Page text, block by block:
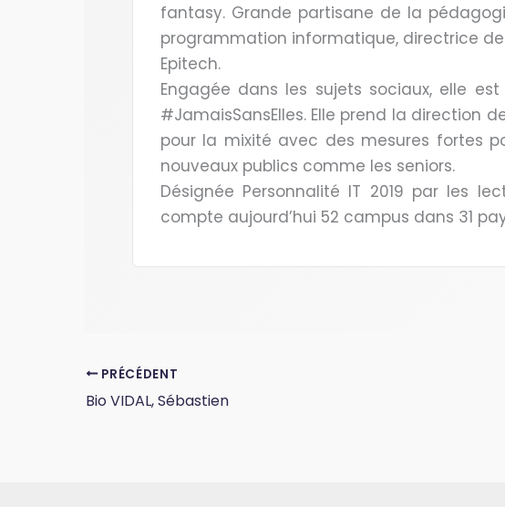
fantasy. Grande partisane de la
programmation informatique, directrice
Epitech.
Engagée dans les sujets sociaux, elle
#JamaisSansElles. Elle prend la direction
pour la mixité avec des mesures fortes
nouveaux publics comme les seniors.
Désignée Personnalité IT 2019 par les
compte aujourd’hui 52 campus dans 31
PRÉCÉDENT
Bio VIDAL, Sébastien